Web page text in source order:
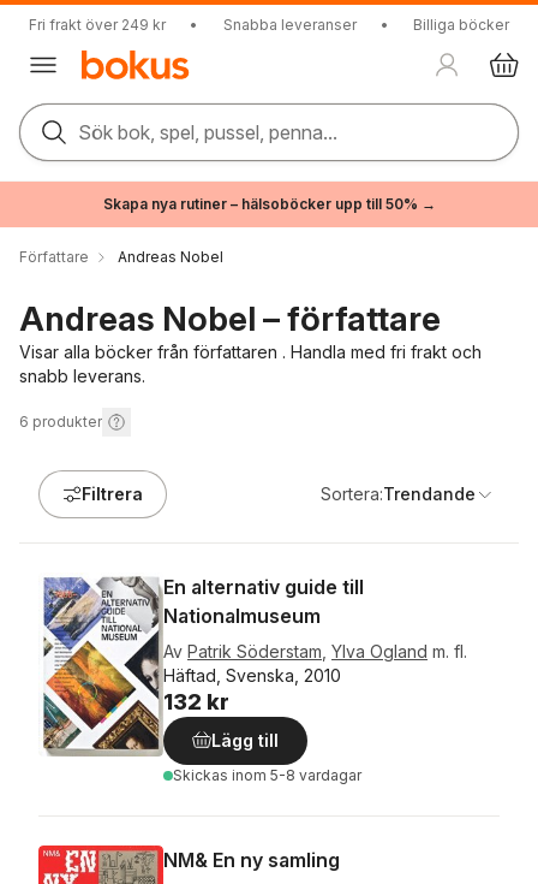
Fri frakt över 249 kr • Snabba leveranser • Billiga böcker
Sök bok, spel, pussel, penna...
Skapa nya rutiner – hälsoböcker upp till 50% →
Författare Andreas Nobel
Andreas Nobel – författare
Visar alla böcker från författaren . Handla med fri frakt och
snabb leverans.
6 produkter
Filtrera Sortera:Trendande
En alternativ guide till
Nationalmuseum
Av Patrik Söderstam Ylva Ogland m. fl.
Häftad, Svenska, 2010
132 kr
Lägg till
Skickas inom 5-8 vardagar
NM& En ny samling